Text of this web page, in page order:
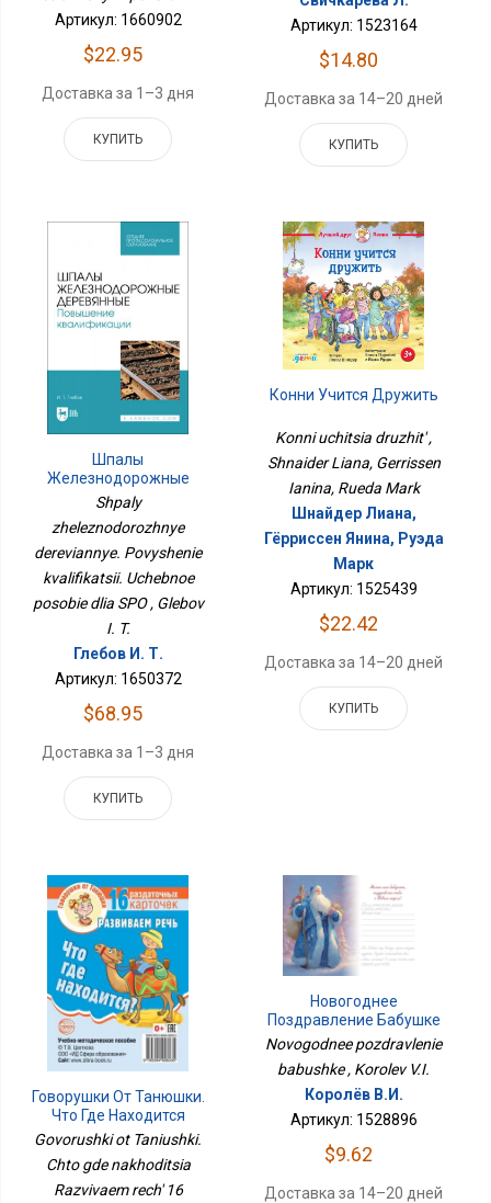
Артикул: 1660902
$22.95
Доставка за 1–3 дня
КУПИТЬ
Артикул: 1523164
$14.80
Доставка за 14–20 дней
КУПИТЬ
Шпалы
Железнодорожные
Деревянные.
Повышение
Квалификации. Учебное
Пособие Для СПО
Shpaly
zheleznodorozhnye
dereviannye. Povyshenie
kvalifikatsii. Uchebnoe
posobie dlia SPO , Glebov
I. T.
Глебов И. Т.
Артикул: 1650372
$68.95
Доставка за 1–3 дня
КУПИТЬ
Конни Учится Дружить
Konni uchitsia druzhit' ,
Shnaider Liana, Gerrissen
Ianina, Rueda Mark
Шнайдер Лиана,
Гёрриссен Янина, Руэда
Марк
Артикул: 1525439
$22.42
Доставка за 14–20 дней
КУПИТЬ
Говорушки От Танюшки.
Что Где Находится
Развиваем Речь 16
С Текстом 63х87 Мм
Govorushki ot Taniushki.
Chto gde nakhoditsia
Razvivaem rech' 16
Новогоднее
Поздравление Бабушке
Novogodnee pozdravlenie
babushke , Korolev V.I.
Королёв В.И.
Артикул: 1528896
$9.62
Доставка за 14–20 дней